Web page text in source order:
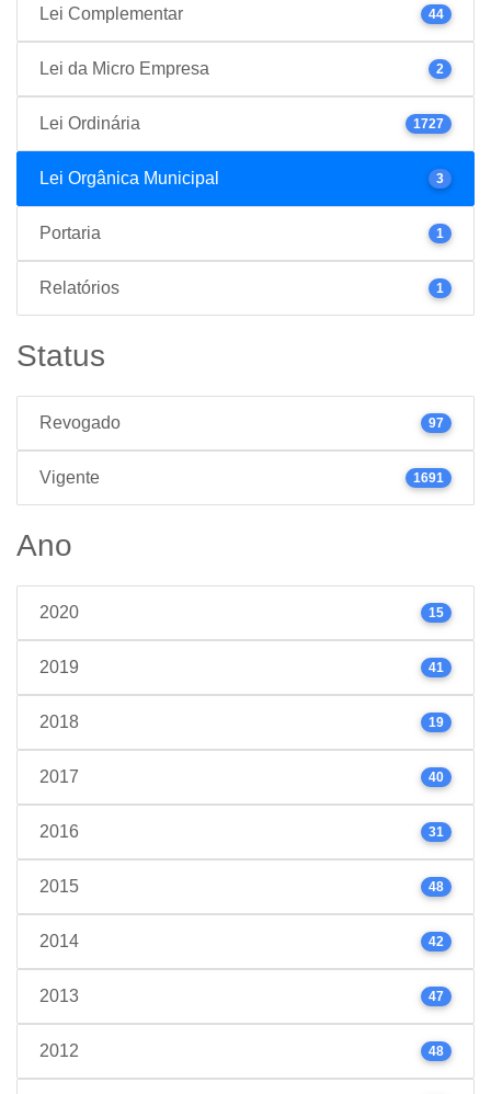
Lei Complementar 44
Lei da Micro Empresa 2
Lei Ordinária 1727
Lei Orgânica Municipal 3
Portaria 1
Relatórios 1
Status
Revogado 97
Vigente 1691
Ano
2020 15
2019 41
2018 19
2017 40
2016 31
2015 48
2014 42
2013 47
2012 48